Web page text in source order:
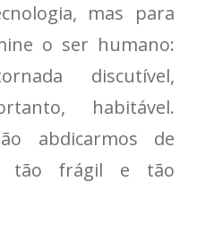
mas para
o ser humano:
discutível,
habitável.
abdicarmos de
tão frágil e tão